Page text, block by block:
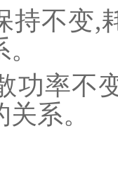
不变,
功率不
系。